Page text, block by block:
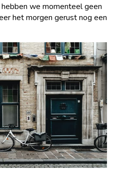
we momenteel geen
het morgen gerust nog een